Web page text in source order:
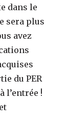
dans le
sera plus
avez
du PER
l’entrée !